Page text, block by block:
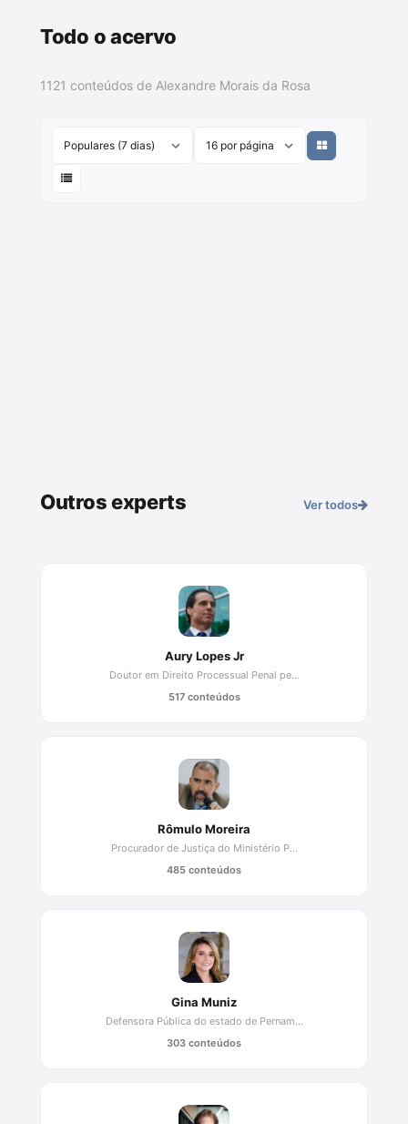
Todo o acervo
1121 conteúdos de Alexandre Morais da Rosa
Outros experts Ver todos
Aury Lopes Jr
Doutor em Direito Processual Penal pe...
517 conteúdos
Rômulo Moreira
Procurador de Justiça do Ministério P...
485 conteúdos
Gina Muniz
Defensora Pública do estado de Pernam...
303 conteúdos